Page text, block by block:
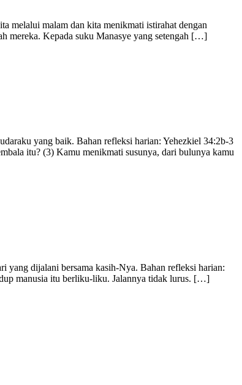
melalui malam dan kita menikmati istirahat dengan
mereka. Kepada suku Manasye yang setengah […]
yang baik. Bahan refleksi harian: Yehezkiel 34:2b-3
itu? (3) Kamu menikmati susunya, dari bulunya kamu
yang dijalani bersama kasih-Nya. Bahan refleksi harian:
manusia itu berliku-liku. Jalannya tidak lurus. […]